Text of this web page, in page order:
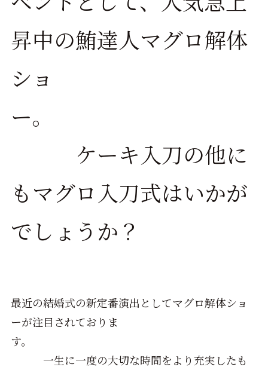
昇中の鮪達人マグロ解体
ショ
ー。
ケーキ入刀の他に
もマグロ入刀式はいかが
でしょうか？
最近の結婚式の新定番演出としてマグロ解体ショ
ーが注目されておりま
す。
一生に一度の大切な時間をより充実したも